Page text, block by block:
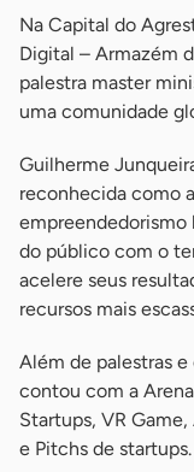
Na Capital do
Digital – Armazém
palestra master
uma comunidade
Guilherme
reconhecida como
empreendedorismo
do público com o
acelere seus
recursos mais
Além de palestras
contou com a
Startups, VR
e Pitchs de startups.